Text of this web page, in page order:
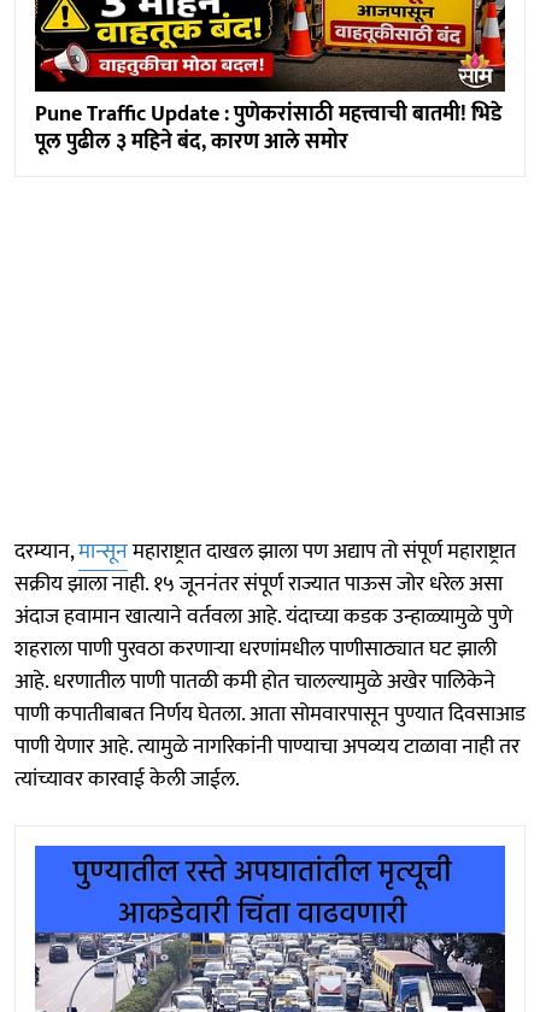
Pune Traffic Update : पुणेकरांसाठी महत्त्वाची बातमी! भिडे
पूल पुढील ३ महिने बंद, कारण आले समोर
दरम्यान,मान्सूनमहाराष्ट्रात दाखल झाला पण अद्याप तो संपूर्ण महाराष्ट्रात
सक्रीय झाला नाही. १५ जूननंतर संपूर्ण राज्यात पाऊस जोर धरेल असा
अंदाज हवामान खात्याने वर्तवला आहे. यंदाच्या कडक उन्हाळ्यामुळे पुणे
शहराला पाणी पुरवठा करणाऱ्या धरणांमधील पाणीसाठ्यात घट झाली
आहे. धरणातील पाणी पातळी कमी होत चालल्यामुळे अखेर पालिकेने
पाणी कपातीबाबत निर्णय घेतला. आता सोमवारपासून पुण्यात दिवसाआड
पाणी येणार आहे. त्यामुळे नागरिकांनी पाण्याचा अपव्यय टाळावा नाही तर
त्यांच्यावर कारवाई केली जाईल.